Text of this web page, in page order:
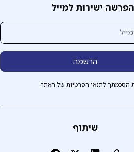
ישירות למייל
לתנאי הפרטיות של האתר.
שיתוף